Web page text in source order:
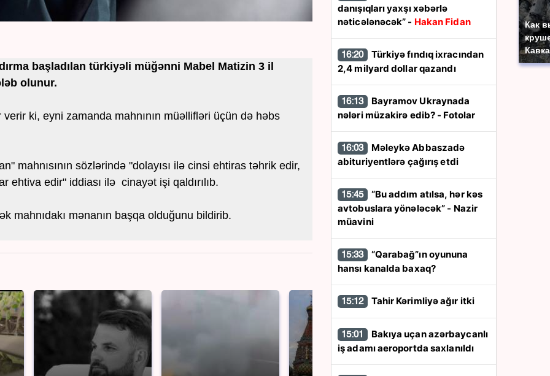
Как
başladılan türkiyəli müğənni Mabel Matizin 3 il
olunur.
ki, eyni zamanda mahnının müəllifləri üçün də həbs
mahnısının sözlərində "dolayısı ilə cinsi ehtiras təhrik edir,
ehtiva edir" iddiası ilə cinayət işi qaldırılıb.
mahnıdakı mənanın başqa olduğunu bildirib.
danışıqları yaxşı xəbərlə
nəticələnəcək” - Hakan Fidan
16:20
2,4 milyard dollar qazandı
16:13
nələri müzakirə edib? - Fotolar
16:03
abituriyentlərə çağırış etdi
15:45
avtobuslara yönələcək” - Nazir
müavini
15:33
hansı kanalda baxaq?
15:12 Tahir Kərimliyə ağır itki
15:01
iş adamı aeroportda saxlanıldı